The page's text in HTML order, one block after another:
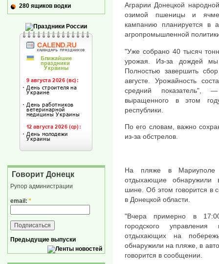
Аграрии Донецкой
озимой пшеницы и
кампанию планируется в
агропромышленной
"Уже собрано 40 тысяч
урожая. Из-за дождей
Полностью завершить
августе. Урожайность
средний показатель",
выращенного в этом
республики.
По его словам, важно
из-за обстрелов.
На пляже в Мариуполе
отдыхающие обнаружили
шине. Об этом говорится в
в Донецкой области.
"Вчера примерно в
городского
отдыхающих на
обнаружили на пляже, в
говорится в сообщении.
280 ящиков водки
Говорит Донецк
Рупор администрации
email: *
Предыдущие выпуски